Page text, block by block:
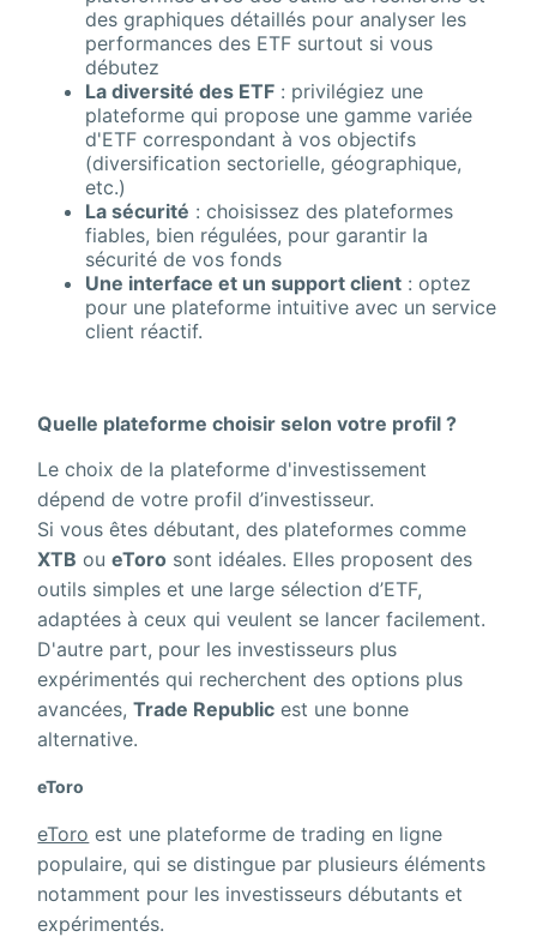
des graphiques détaillés pour analyser les
performances des ETF surtout si vous
débutez
La diversité des ETF : privilégiez une
plateforme qui propose une gamme variée
d'ETF correspondant à vos objectifs
(diversification sectorielle, géographique,
etc.)
La sécurité : choisissez des plateformes
fiables, bien régulées, pour garantir la
sécurité de vos fonds
Une interface et un support client : optez
pour une plateforme intuitive avec un service
client réactif.
Quelle plateforme choisir selon votre profil ?
Le choix de la plateforme d'investissement
dépend de votre profil d’investisseur.
Si vous êtes débutant, des plateformes comme
XTB oueToro sont idéales. Elles proposent des
outils simples et une large sélection d’ETF,
adaptées à ceux qui veulent se lancer facilement.
D'autre part, pour les investisseurs plus
expérimentés qui recherchent des options plus
avancées,Trade Republic est une bonne
alternative.
eToro
eToro est une plateforme de trading en ligne
populaire, qui se distingue par plusieurs éléments
notamment pour les investisseurs débutants et
expérimentés.